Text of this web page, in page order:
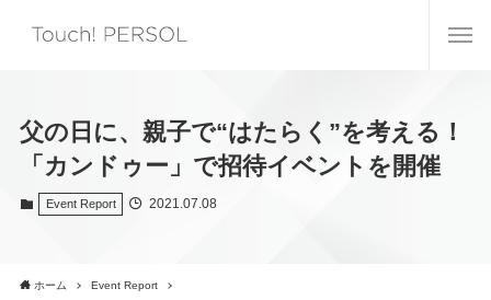
父の日に、親子で“はたらく”を考える！
「カンドゥー」で招待イベントを開催
Event Report 2021.07.08
ホーム Event Report